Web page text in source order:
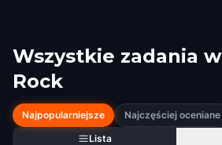
Wszystkie zadania w
Rock
Najpopularniejsze Najczęściej oceniane
Lista